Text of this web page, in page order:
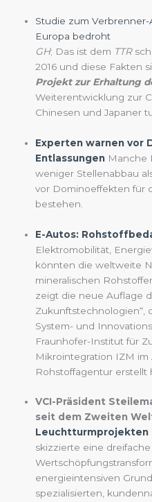
Studie zum
Europa bedroht
GH; Das ist dem TTR
2016 und diese Fakten
Projekt zur Erhaltung
Weiterentwicklung zur
Chinesen und Japaner
Experten warnen vor
Entlassungen Manche
weniger Stellenabbau
vor Dominoeffekten für
bestehen.
E-Autos:
Elektromobilität,
könnten die weltweite
mineralischen
zeigt die neue Auflage
Zukunftstechnologien“,
System- und
Fraunhofer-Institut für
Mikrointegration IZM
Rohstoffagentur erstellt
VCI-Präsident
seit dem Zweiten
Leuchtturmprojekten
skizzierte eine
energieintensiven
spezialisierten,